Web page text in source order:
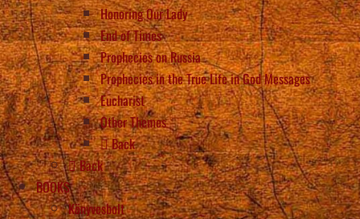
Honoring Our Lady
End of Times
Prophecies on Russia
Prophecies in the True Life in God Messages
Eucharist
Other Themes
Back
Back
BOOKS
Könyvesbolt